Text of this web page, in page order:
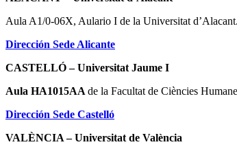
Aula A1/0-06X, Aulario I de la Universitat
Dirección Sede Alicante
CASTELLÓ – Universitat Jaume I
Aula HA1015AA de la Facultat de Ciències
Dirección Sede Castelló
VALÈNCIA – Universitat de València